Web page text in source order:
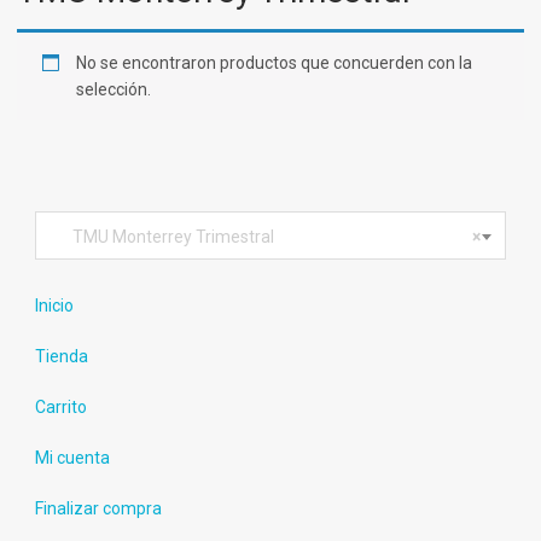
No se encontraron productos que concuerden con la
selección.
×
TMU Monterrey Trimestral
Inicio
Tienda
Carrito
Mi cuenta
Finalizar compra